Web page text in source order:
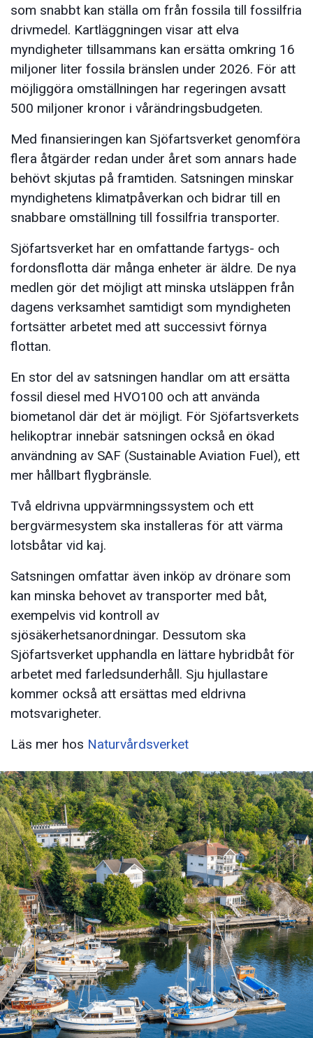
som snabbt kan ställa om från fossila till fossilfria
drivmedel. Kartläggningen visar att elva
myndigheter tillsammans kan ersätta omkring 16
miljoner liter fossila bränslen under 2026. För att
möjliggöra omställningen har regeringen avsatt
500 miljoner kronor i vårändringsbudgeten.
Med finansieringen kan Sjöfartsverket genomföra
flera åtgärder redan under året som annars hade
behövt skjutas på framtiden. Satsningen minskar
myndighetens klimatpåverkan och bidrar till en
snabbare omställning till fossilfria transporter.
Sjöfartsverket har en omfattande fartygs- och
fordonsflotta där många enheter är äldre. De nya
medlen gör det möjligt att minska utsläppen från
dagens verksamhet samtidigt som myndigheten
fortsätter arbetet med att successivt förnya
flottan.
En stor del av satsningen handlar om att ersätta
fossil diesel med HVO100 och att använda
biometanol där det är möjligt. För Sjöfartsverkets
helikoptrar innebär satsningen också en ökad
användning av SAF (Sustainable Aviation Fuel), ett
mer hållbart flygbränsle.
Två eldrivna uppvärmningssystem och ett
bergvärmesystem ska installeras för att värma
lotsbåtar vid kaj.
Satsningen omfattar även inköp av drönare som
kan minska behovet av transporter med båt,
exempelvis vid kontroll av
sjösäkerhetsanordningar. Dessutom ska
Sjöfartsverket upphandla en lättare hybridbåt för
arbetet med farledsunderhåll. Sju hjullastare
kommer också att ersättas med eldrivna
motsvarigheter.
Läs mer hos Naturvårdsverket